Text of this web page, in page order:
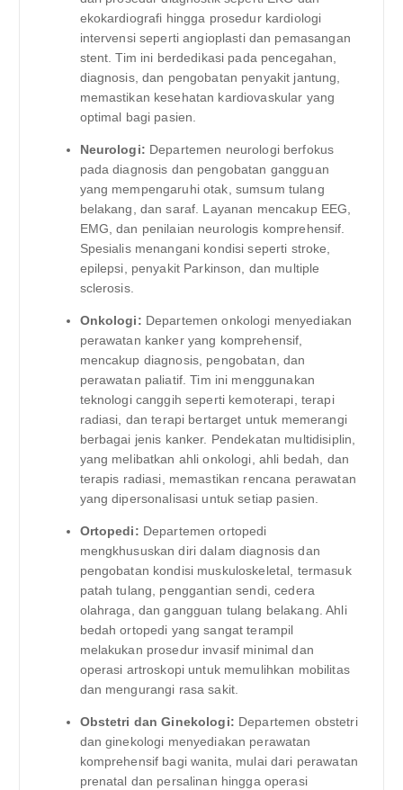
ekokardiografi hingga prosedur kardiologi
intervensi seperti angioplasti dan pemasangan
stent. Tim ini berdedikasi pada pencegahan,
diagnosis, dan pengobatan penyakit jantung,
memastikan kesehatan kardiovaskular yang
optimal bagi pasien.
Neurologi: Departemen neurologi berfokus
pada diagnosis dan pengobatan gangguan
yang mempengaruhi otak, sumsum tulang
belakang, dan saraf. Layanan mencakup EEG,
EMG, dan penilaian neurologis komprehensif.
Spesialis menangani kondisi seperti stroke,
epilepsi, penyakit Parkinson, dan multiple
sclerosis.
Onkologi: Departemen onkologi menyediakan
perawatan kanker yang komprehensif,
mencakup diagnosis, pengobatan, dan
perawatan paliatif. Tim ini menggunakan
teknologi canggih seperti kemoterapi, terapi
radiasi, dan terapi bertarget untuk memerangi
berbagai jenis kanker. Pendekatan multidisiplin,
yang melibatkan ahli onkologi, ahli bedah, dan
terapis radiasi, memastikan rencana perawatan
yang dipersonalisasi untuk setiap pasien.
Ortopedi: Departemen ortopedi
mengkhususkan diri dalam diagnosis dan
pengobatan kondisi muskuloskeletal, termasuk
patah tulang, penggantian sendi, cedera
olahraga, dan gangguan tulang belakang. Ahli
bedah ortopedi yang sangat terampil
melakukan prosedur invasif minimal dan
operasi artroskopi untuk memulihkan mobilitas
dan mengurangi rasa sakit.
Obstetri dan Ginekologi: Departemen obstetri
dan ginekologi menyediakan perawatan
komprehensif bagi wanita, mulai dari perawatan
prenatal dan persalinan hingga operasi